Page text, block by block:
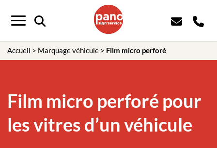
Menu
Accueil > Marquage véhicule > Film micro perforé
Film micro perforé pour
les vitres d’un véhicule